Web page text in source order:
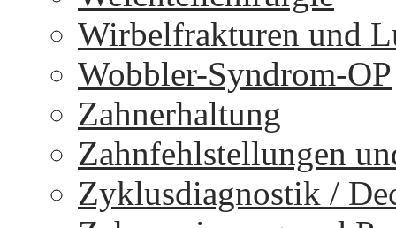
Wirbelfrakturen und
Wobbler-Syndrom-OP
Zahnerhaltung
Zahnfehlstellungen
Zyklusdiagnostik /